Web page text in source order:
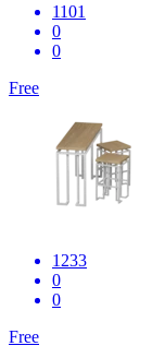
1101
0
0
Free
1233
0
0
Free